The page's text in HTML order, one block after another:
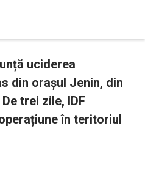
uciderea
din orașul Jenin, din
trei zile, IDF
în teritoriul